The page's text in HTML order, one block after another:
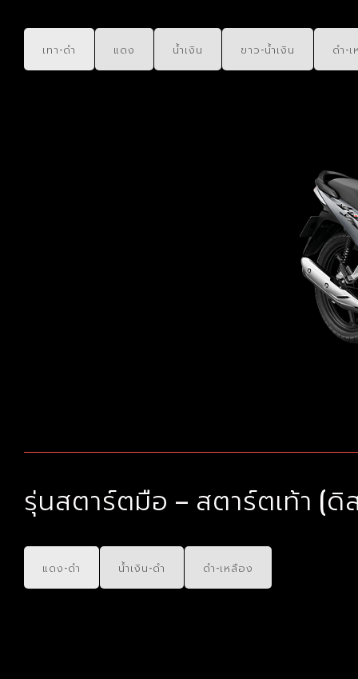
เทา-ดำ แดง น้ำเงิน ขาว-น้ำเงิน ดำ-
รุ่นสตาร์ตมือ – สตาร์ตเท้า (
แดง-ดำ น้ำเงิน-ดำ ดำ-เหลือง